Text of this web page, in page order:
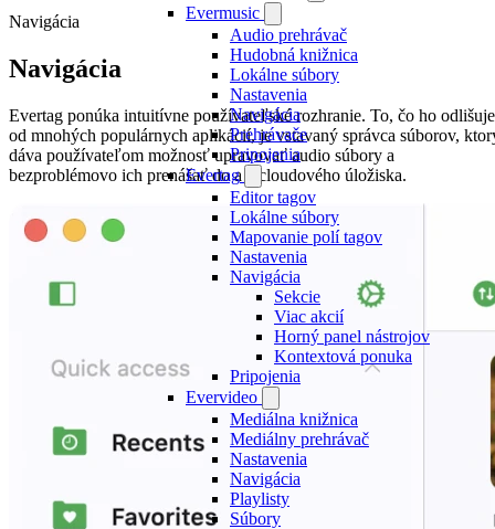
Evermusic
Audio prehrávač
Hudobná knižnica
Lokálne súbory
Nastavenia
Navigácia
Prehrávače
Pripojenia
Evertag
Editor tagov
Lokálne súbory
Mapovanie polí tagov
Nastavenia
Navigácia
Sekcie
Viac akcií
Horný panel nástrojov
Kontextová ponuka
Pripojenia
Evervideo
Mediálna knižnica
Mediálny prehrávač
Nastavenia
Navigácia
Playlisty
Súbory
Navigácia
Navigácia
Evertag ponúka intuitívne používateľské rozhranie. To, čo ho odlišuje
od mnohých populárnych aplikácií, je vstavaný správca súborov,
dáva používateľom možnosť upravovať audio súbory a
bezproblémovo ich prenášať do a z cloudového úložiska.